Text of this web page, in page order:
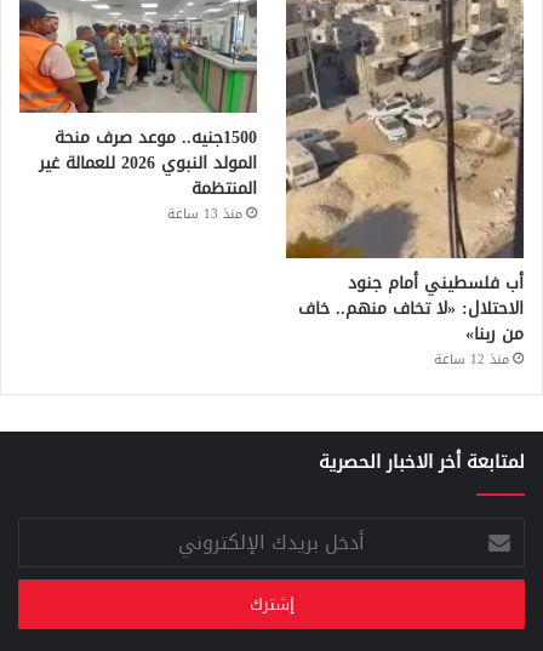
أب فلسطيني أمام جنود
الاحتلال: «لا تخاف منهم.. خاف
من ربنا»
منذ 12 ساعة
1500جنيه.. موعد صرف منحة
المولد النبوي 2026 للعمالة غير
المنتظمة
منذ 13 ساعة
لمتابعة أخر الاخبار الحصرية
أدخل
بريدك
الإلكتروني